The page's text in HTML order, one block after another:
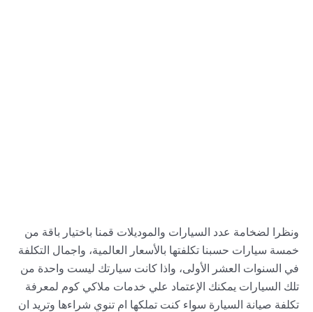
ونظرا لضخامة عدد السيارات والموديلات قمنا باختيار باقة من
خمسة سيارات حسبنا تكلفتها بالأسعار العالمية، واجمال التكلفة
في السنوات العشر الأولى، واذا كانت سيارتك ليست واحدة من
تلك السيارات يمكنك الإعتماد علي خدمات ملاكي كوم لمعرفة
تكلفة صيانة السيارة سواء كنت تملكها ام تنوي شراءها وتريد ان